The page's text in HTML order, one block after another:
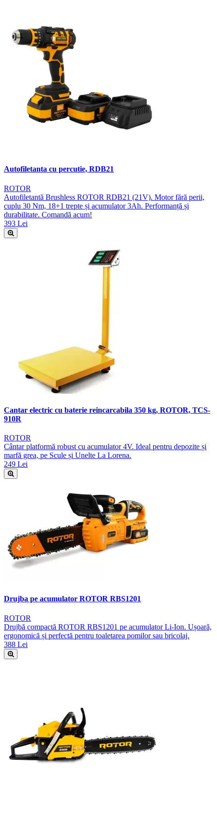
Autofiletanta cu percutie, RDB21
ROTOR
Autofiletantă Brushless ROTOR RDB21 (21V). Motor fără perii,
cuplu 30 Nm, 18+1 trepte și acumulator 3Ah. Performanță și
durabilitate. Comandă acum!
393 Lei
Cantar electric cu baterie reincarcabila 350 kg, ROTOR, TCS-
910R
ROTOR
Cântar platformă robust cu acumulator 4V. Ideal pentru depozite și
marfă grea, pe Scule și Unelte La Lorena.
249 Lei
Drujba pe acumulator ROTOR RBS1201
ROTOR
Drujbă compactă ROTOR RBS1201 pe acumulator Li-Ion. Ușoară,
ergonomică și perfectă pentru toaletarea pomilor sau bricolaj.
388 Lei